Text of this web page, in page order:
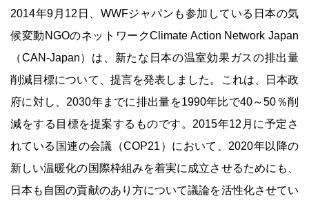
2014年9月12日、WWFジャパンも参加している日本の気
候変動NGOのネットワークClimate Action Network Japan
（CAN-Japan）は、新たな日本の温室効果ガスの排出量
削減目標について、提言を発表しました。これは、日本政
府に対し、2030年までに排出量を1990年比で40～50％削
減をする目標を提案するものです。2015年12月に予定さ
れている国連の会議（COP21）において、2020年以降の
新しい温暖化の国際枠組みを着実に成立させるためにも、
日本も自国の貢献のあり方について議論を活性化させてい